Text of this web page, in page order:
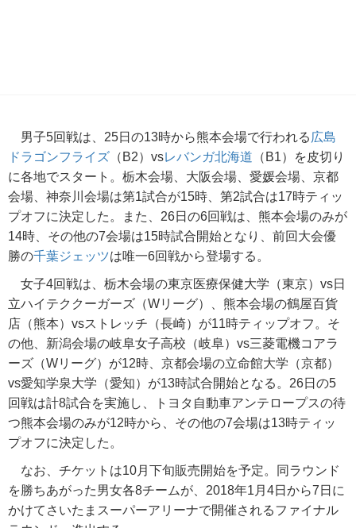
男子5回戦は、25日の13時から熊本会場で行われる 広島
ドラゴンフライズ （B2）vsレバンガ北海道 （B1）を皮切り
に各地でスタート。栃木会場、大阪会場、愛媛会場、京都
会場、神奈川会場は第1試合が15時、第2試合は17時ティッ
プオフに決定した。また、26日の6回戦は、熊本会場のみが
14時、その他の7会場は15時試合開始となり、前回大会優
勝の千葉ジェッツは唯一6回戦から登場する。
女子4回戦は、栃木会場の東京医療保健大学（東京）vs日
立ハイテククーガーズ（Wリーグ）、熊本会場の鶴屋百貨
店（熊本）vsストレッチ（長崎）が11時ティップオフ。そ
の他、新潟会場の岐阜女子高校（岐阜）vs三菱電機コアラ
ーズ（Wリーグ）が12時、京都会場の立命館大学（京都）
vs愛知学泉大学（愛知）が13時試合開始となる。26日の5
回戦は計8試合を実施し、トヨタ自動車アンテロープスの待
つ熊本会場のみが12時から、その他の7会場は13時ティッ
プオフに決定した。
なお、チケットは10月下旬販売開始を予定。同ラウンド
を勝ちあがった男女各8チームが、2018年1月4日から7日に
かけてさいたまスーパーアリーナで開催されるファイナル